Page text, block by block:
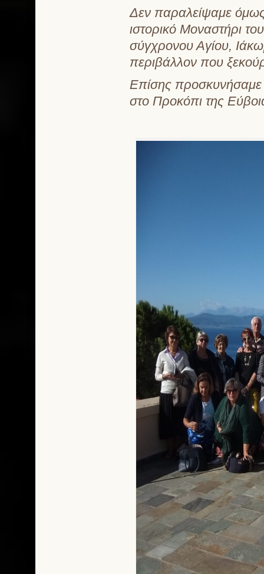
Δεν παραλείψαμε όμως
ιστορικό Μοναστήρι
σύγχρονου Αγίου,
περιβάλλον που
Επίσης προσκυνήσαμε
στο Προκόπι της